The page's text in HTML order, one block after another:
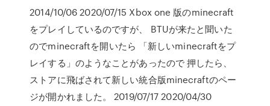
2014/10/06 2020/07/15 Xbox one 版のminecraft
をプレイしているのですが、 BTUが来たと聞いた
のでminecraftを開いたら 「新しいminecraftをプ
レイする」のようなことがあったので 押したら、
ストアに飛ばされて新しい統合版minecraftのペー
ジが開かれました。 2019/07/17 2020/04/30